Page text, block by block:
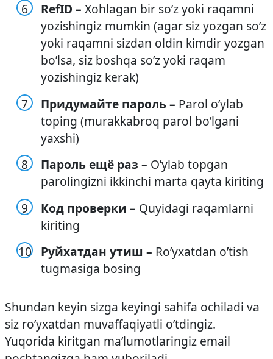
RefID – Xohlagan bir so’z yoki raqamni
yozishingiz mumkin (agar siz yozgan so’z
yoki raqamni sizdan oldin kimdir yozgan
bo’lsa, siz boshqa so’z yoki raqam
yozishingiz kerak)
Придумайте пароль – Parol o’ylab
toping (murakkabroq parol bo’lgani
yaxshi)
Пароль ещё раз – O’ylab topgan
parolingizni ikkinchi marta qayta kiriting
Код проверки – Quyidagi raqamlarni
kiriting
Руйхатдан утиш – Ro’yxatdan o’tish
tugmasiga bosing
Shundan keyin sizga keyingi sahifa ochiladi va
siz ro’yxatdan muvaffaqiyatli o’tdingiz.
Yuqorida kiritgan ma’lumotlaringiz email